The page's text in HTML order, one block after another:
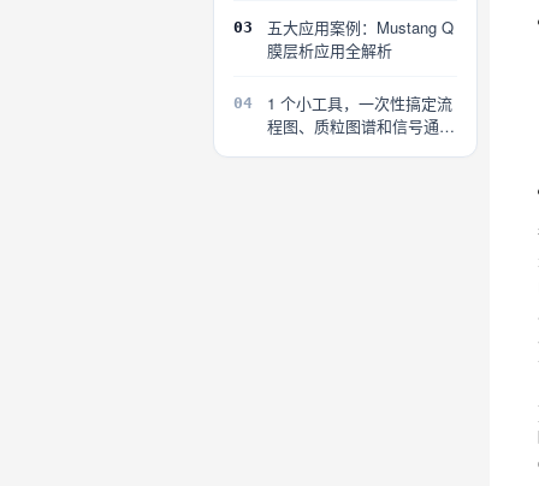
03
五大应用案例：Mustang Q
膜层析应用全解析
04
1 个小工具，一次性搞定流
程图、质粒图谱和信号通路